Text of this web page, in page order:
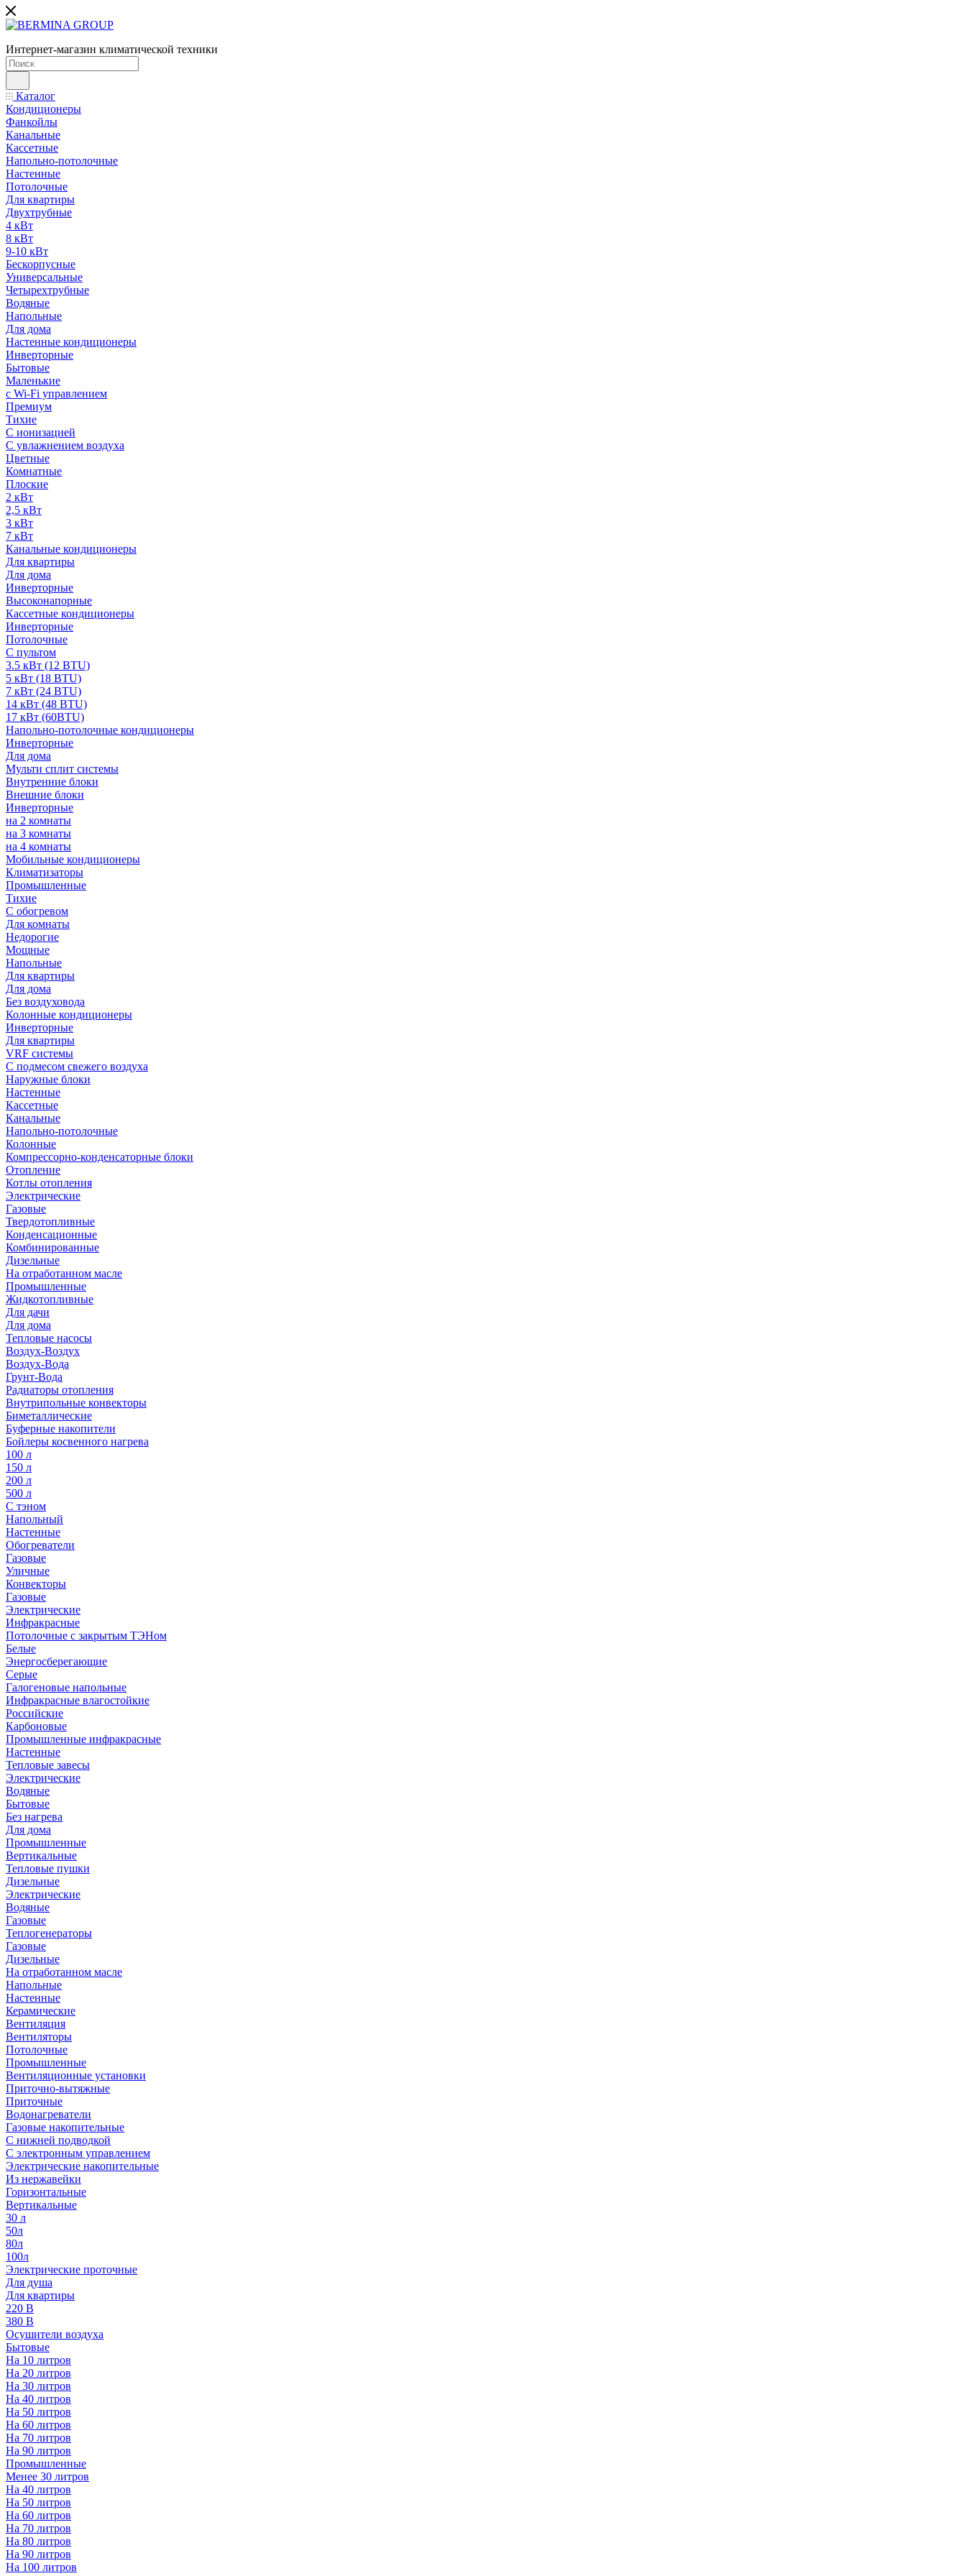
Интернет-магазин климатической техники
Каталог
Кондиционеры
Фанкойлы
Канальные
Кассетные
Напольно-потолочные
Настенные
Потолочные
Для квартиры
Двухтрубные
4 кВт
8 кВт
9-10 кВт
Бескорпусные
Универсальные
Четырехтрубные
Водяные
Напольные
Для дома
Настенные кондиционеры
Инверторные
Бытовые
Маленькие
с Wi-Fi управлением
Премиум
Тихие
С ионизацией
С увлажнением воздуха
Цветные
Комнатные
Плоские
2 кВт
2,5 кВт
3 кВт
7 кВт
Канальные кондиционеры
Для квартиры
Для дома
Инверторные
Высоконапорные
Кассетные кондиционеры
Инверторные
Потолочные
С пультом
3.5 кВт (12 BTU)
5 кВт (18 BTU)
7 кВт (24 BTU)
14 кВт (48 BTU)
17 кВт (60BTU)
Напольно-потолочные кондиционеры
Инверторные
Для дома
Мульти сплит системы
Внутренние блоки
Внешние блоки
Инверторные
на 2 комнаты
на 3 комнаты
на 4 комнаты
Мобильные кондиционеры
Климатизаторы
Промышленные
Тихие
С обогревом
Для комнаты
Недорогие
Мощные
Напольные
Для квартиры
Для дома
Без воздуховода
Колонные кондиционеры
Инверторные
Для квартиры
VRF системы
С подмесом свежего воздуха
Наружные блоки
Настенные
Кассетные
Канальные
Напольно-потолочные
Колонные
Компрессорно-конденсаторные блоки
Отопление
Котлы отопления
Электрические
Газовые
Твердотопливные
Конденсационные
Комбинированные
Дизельные
На отработанном масле
Промышленные
Жидкотопливные
Для дачи
Для дома
Тепловые насосы
Воздух-Воздух
Воздух-Вода
Грунт-Вода
Радиаторы отопления
Внутрипольные конвекторы
Биметаллические
Буферные накопители
Бойлеры косвенного нагрева
100 л
150 л
200 л
500 л
С тэном
Напольный
Настенные
Обогреватели
Газовые
Уличные
Конвекторы
Газовые
Электрические
Инфракрасные
Потолочные с закрытым ТЭНом
Белые
Энергосберегающие
Серые
Галогеновые напольные
Инфракрасные влагостойкие
Российские
Карбоновые
Промышленные инфракрасные
Настенные
Тепловые завесы
Электрические
Водяные
Бытовые
Без нагрева
Для дома
Промышленные
Вертикальные
Тепловые пушки
Дизельные
Электрические
Водяные
Газовые
Теплогенераторы
Газовые
Дизельные
На отработанном масле
Напольные
Настенные
Керамические
Вентиляция
Вентиляторы
Потолочные
Промышленные
Вентиляционные установки
Приточно-вытяжные
Приточные
Водонагреватели
Газовые накопительные
С нижней подводкой
С электронным управлением
Электрические накопительные
Из нержавейки
Горизонтальные
Вертикальные
30 л
50л
80л
100л
Электрические проточные
Для душа
Для квартиры
220 В
380 В
Осушители воздуха
Бытовые
На 10 литров
На 20 литров
На 30 литров
На 40 литров
На 50 литров
На 60 литров
На 70 литров
На 90 литров
Промышленные
Менее 30 литров
На 40 литров
На 50 литров
На 60 литров
На 70 литров
На 80 литров
На 90 литров
На 100 литров